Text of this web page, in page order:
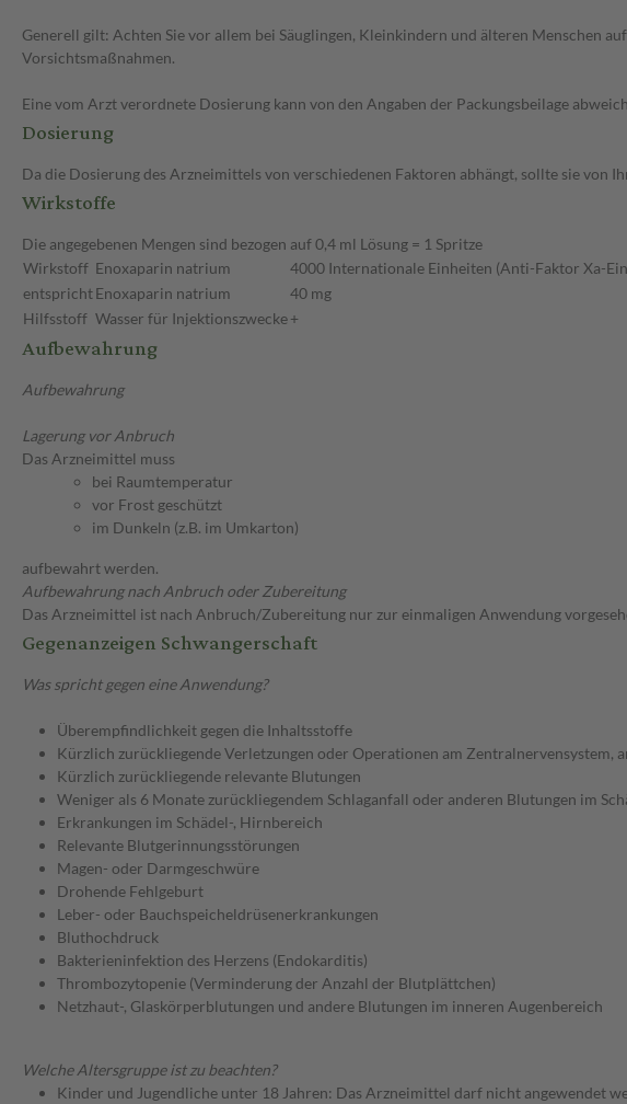
Generell gilt: Achten Sie vor allem bei Säuglingen, Kleinkindern und älteren Menschen
Vorsichtsmaßnahmen.
Eine vom Arzt verordnete Dosierung kann von den Angaben der Packungsbeilage
Dosierung
Da die Dosierung des Arzneimittels von verschiedenen Faktoren abhängt, sollte sie von
Wirkstoffe
Die angegebenen Mengen sind bezogen auf 0,4 ml Lösung = 1 Spritze
Wirkstoff Enoxaparin natrium
4000 Internationale Einheiten (Anti-Faktor Xa-
entsprichtEnoxaparin natrium
40 mg
Hilfsstoff Wasser für Injektionszwecke+
Aufbewahrung
Aufbewahrung
Lagerung vor Anbruch
Das Arzneimittel muss
bei Raumtemperatur
vor Frost geschützt
im Dunkeln (z.B. im Umkarton)
aufbewahrt werden.
Aufbewahrung nach Anbruch oder Zubereitung
Das Arzneimittel ist nach Anbruch/Zubereitung nur zur einmaligen Anwendung
Gegenanzeigen Schwangerschaft
Was spricht gegen eine Anwendung?
Überempfindlichkeit gegen die Inhaltsstoffe
Kürzlich zurückliegende Verletzungen oder Operationen am Zentralnervensystem,
Kürzlich zurückliegende relevante Blutungen
Weniger als 6 Monate zurückliegendem Schlaganfall oder anderen Blutungen im
Erkrankungen im Schädel-, Hirnbereich
Relevante Blutgerinnungsstörungen
Magen- oder Darmgeschwüre
Drohende Fehlgeburt
Leber- oder Bauchspeicheldrüsenerkrankungen
Bluthochdruck
Bakterieninfektion des Herzens (Endokarditis)
Thrombozytopenie (Verminderung der Anzahl der Blutplättchen)
Netzhaut-, Glaskörperblutungen und andere Blutungen im inneren Augenbereich
Welche Altersgruppe ist zu beachten?
Kinder und Jugendliche unter 18 Jahren: Das Arzneimittel darf nicht angewendet